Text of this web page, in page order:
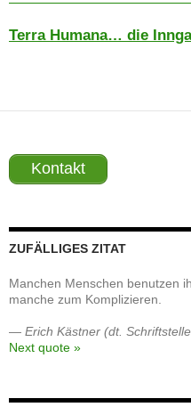
Terra Humana… die
Kontakt
ZUFÄLLIGES ZITAT
Manchen Menschen benutzen
manche zum Komplizieren.
— Erich Kästner (dt.
Next quote »